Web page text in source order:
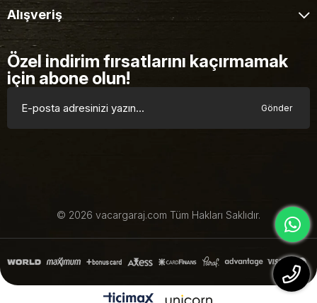
Alışveriş
Özel indirim fırsatlarını kaçırmamak
için abone olun!
Gönder
© 2026 vacargaraj.com Tüm Hakları Saklıdır.